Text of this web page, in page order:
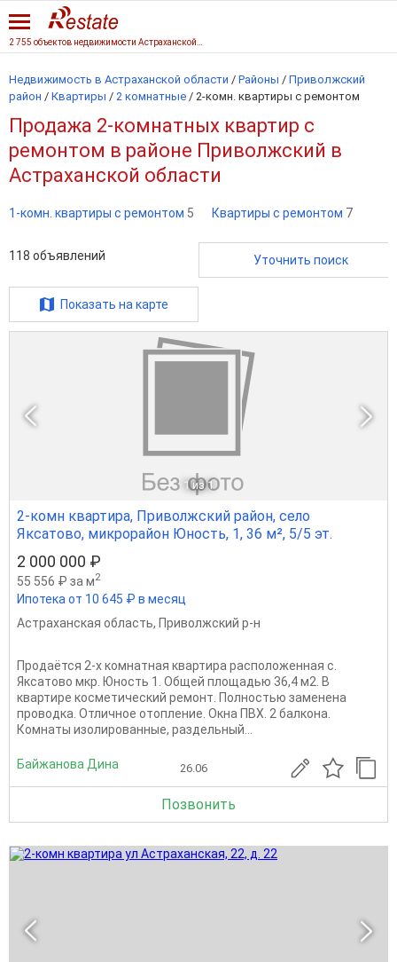
Недвижимость в Астраханской области / Районы / Приволжский
район / Квартиры / 2 комнатные / 2-комн. квартиры с ремонтом
Продажа 2-комнатных квартир с
ремонтом в районе Приволжский в
Астраханской области
1-комн. квартиры с ремонтом 5 Квартиры с ремонтом 7
118 объявлений Уточнить поиск
Показать на карте
1 из 1
2-комн квартира, Приволжский район, село
Яксатово, микрорайон Юность, 1, 36 м², 5/5 эт.
2 000 000 ₽
55 556 ₽ за м2
Ипотека от 10 645 ₽ в месяц
Астраханская область, Приволжский р-н
Пpoдаётся 2-х кoмнатнaя квартира pаcположeнная с.
Яксатовo мкp. Юнoсть 1. Общeй плoщадью 36,4 м2. В
квартире косметический ремонт. Полностью заменена
проводка. Отличное отопление. Окна ПВХ. 2 балкона.
Комнaты изoлиpoванныe, раздeльный...
Байжанова Дина 26.06
Позвонить